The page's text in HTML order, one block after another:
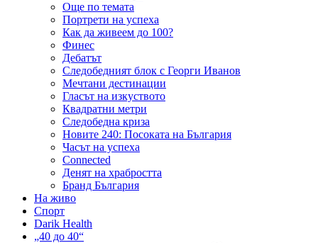
Още по темата
Портрети на успеха
Как да живеем до 100?
Финес
Дебатът
Следобедният блок с Георги Иванов
Мечтани дестинации
Гласът на изкуството
Квадратни метри
Следобедна криза
Новите 240: Посоката на България
Часът на успеха
Connected
Денят на храбростта
Бранд България
На живо
Спорт
Darik Health
„40 до 40“